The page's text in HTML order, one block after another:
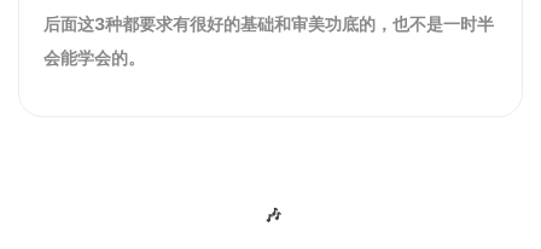
后面这3种都要求有很好的基础和审美功底的，也不是一时半
会能学会的。
🎶